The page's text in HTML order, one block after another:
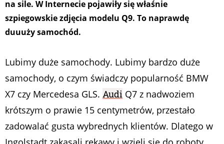
na sile. W Internecie pojawiły się właśnie
szpiegowskie zdjęcia modelu Q9. To naprawdę
duuuży samochód.
Lubimy duże samochody. Lubimy bardzo duże
samochody, o czym świadczy popularność BMW
X7 czy Mercedesa GLS. Audi Q7 z nadwoziem
krótszym o prawie 15 centymetrów, przestało
zadowalać gusta wybrednych klientów. Dlatego w